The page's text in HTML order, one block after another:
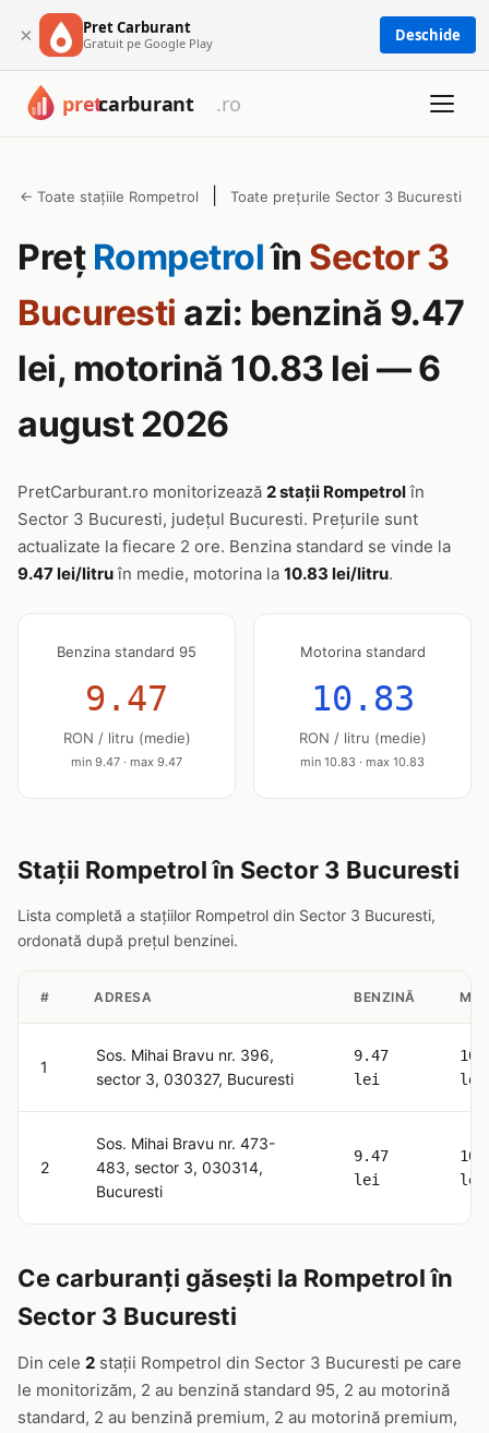
× Pret Carburant
Gratuit pe Google Play Deschide
← Toate stațiile Rompetrol Toate prețurile Sector 3 Bucuresti
Preț Rompetrolîn Sector 3
Bucuresti azi: benzină 9.47
lei, motorină 10.83 lei — 6
august 2026
PretCarburant.ro monitorizează 2 stații Rompetrolîn
Sector 3 Bucuresti, județul Bucuresti. Prețurile sunt
actualizate la fiecare 2 ore. Benzina standard se vinde la
9.47 lei/litruîn medie, motorina la 10.83 lei/litru.
Benzina standard 95
9.47
RON / litru (medie)
min 9.47 · max 9.47
Motorina standard
10.83
RON / litru (medie)
min 10.83 · max 10.83
Stații Rompetrol în Sector 3 Bucuresti
Lista completă a stațiilor Rompetrol din Sector 3 Bucuresti,
ordonată după prețul benzinei.
# ADRESA BENZINĂ
1
Sos. Mihai Bravu nr. 396,
sector 3, 030327, Bucuresti
9.47
lei
lei
2
Sos. Mihai Bravu nr. 473-
483, sector 3, 030314,
Bucuresti
9.47
lei
lei
Ce carburanți găsești la Rompetrol în
Sector 3 Bucuresti
Din cele 2 stații Rompetrol din Sector 3 Bucuresti pe care
le monitorizăm, 2 au benzină standard 95, 2 au motorină
standard, 2 au benzină premium, 2 au motorină premium,